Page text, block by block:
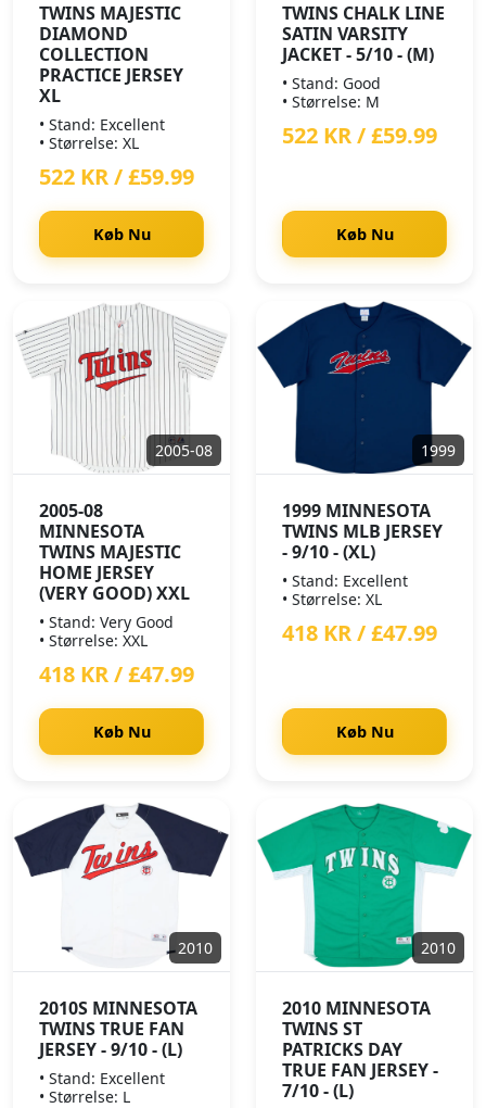
TWINS MAJESTIC
DIAMOND
COLLECTION
PRACTICE JERSEY
XL
• Stand: Excellent
• Størrelse: XL
522 KR / £59.99
Køb Nu
TWINS CHALK LINE
SATIN VARSITY
JACKET - 5/10 - (M)
• Stand: Good
• Størrelse: M
522 KR / £59.99
Køb Nu
2005-08
2005-08
MINNESOTA
TWINS MAJESTIC
HOME JERSEY
(VERY GOOD) XXL
• Stand: Very Good
• Størrelse: XXL
418 KR / £47.99
Køb Nu
1999
1999 MINNESOTA
TWINS MLB JERSEY
- 9/10 - (XL)
• Stand: Excellent
• Størrelse: XL
418 KR / £47.99
Køb Nu
2010
2010S MINNESOTA
TWINS TRUE FAN
JERSEY - 9/10 - (L)
• Stand: Excellent
• Størrelse: L
2010
2010 MINNESOTA
TWINS ST
PATRICKS DAY
TRUE FAN JERSEY -
7/10 - (L)